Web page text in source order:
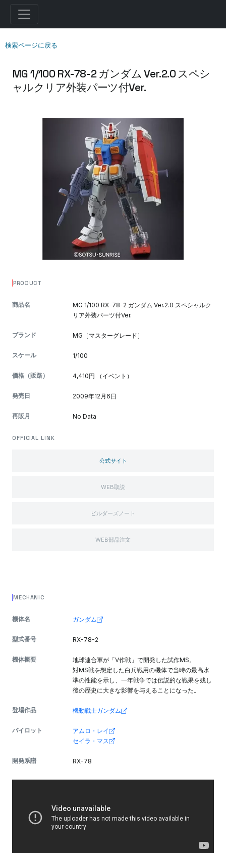
検索ページに戻る
MG 1/100 RX-78-2 ガンダム Ver.2.0 スペシ
ャルクリア外装パーツ付Ver.
PRODUCT
商品名
MG 1/100 RX-78-2 ガンダム Ver.2.0 スペシャルク
リア外装パーツ付Ver.
ブランド MG［マスターグレード］
スケール 1/100
価格（販路） 4,410円 （イベント）
発売日 2009年12月6日
再販月 No Data
OFFICIAL LINK
公式サイト
WEB取説
ビルダーズノート
WEB部品注文
MECHANIC
機体名 ガンダム
型式番号 RX-78-2
機体概要
地球連合軍が「V作戦」で開発した試作MS。
対MS戦を想定した白兵戦用の機体で当時の最高水
準の性能を示し、一年戦争では伝説的な戦果を残し
後の歴史に大きな影響を与えることになった。
登場作品 機動戦士ガンダム
パイロット
アムロ・レイ
セイラ・マス
開発系譜 RX-78